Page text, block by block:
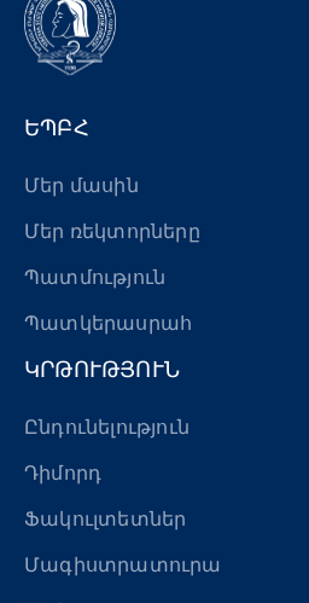
ԵՊԲՀ
Մեր մասին
Մեր ռեկտորները
Պատմություն
Պատկերասրահ
ԿՐԹՈՒԹՅՈՒՆ
Ընդունելություն
Դիմորդ
Ֆակուլտետներ
Մագիստրատուրա